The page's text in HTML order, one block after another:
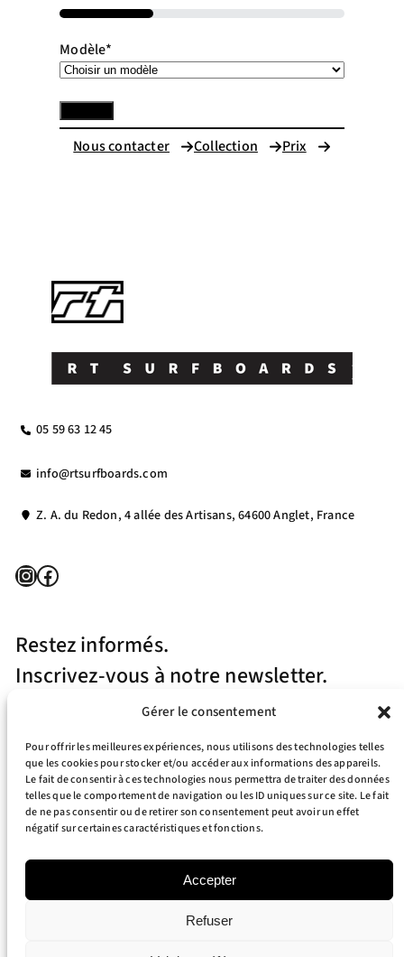
Gérer le consentement
Pour offrir les meilleures expériences, nous utilisons des technologies telles
que les cookies pour stocker et/ou accéder aux informations des appareils.
Le fait de consentir à ces technologies nous permettra de traiter des données
telles que le comportement de navigation ou les ID uniques sur ce site. Le fait
de ne pas consentir ou de retirer son consentement peut avoir un effet
négatif sur certaines caractéristiques et fonctions.
Accepter
Refuser
33%
Modèle*
Nous contacter Collection Prix
05 59 63 12 45
info@rtsurfboards.com
Z. A. du Redon, 4 allée des Artisans, 64600 Anglet, France
InstagramFacebook
Restez informés.
Inscrivez-vous à notre newsletter.
J’accepte la politique de confidentialité
about the activities of RT Surfboards. You can always use the unsubscribe link